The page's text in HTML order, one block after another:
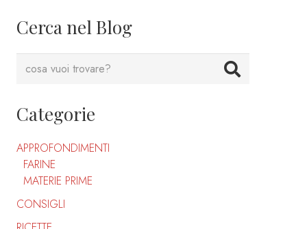
Cerca nel Blog
Categorie
APPROFONDIMENTI
FARINE
MATERIE PRIME
CONSIGLI